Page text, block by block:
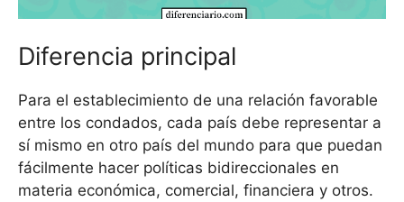
Diferencia principal
Para el establecimiento de una relación favorable
entre los condados, cada país debe representar a
sí mismo en otro país del mundo para que puedan
fácilmente hacer políticas bidireccionales en
materia económica, comercial, financiera y otros.